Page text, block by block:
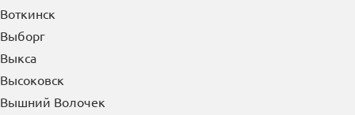
Воткинск
Выборг
Выкса
Высоковск
Вышний Волочек